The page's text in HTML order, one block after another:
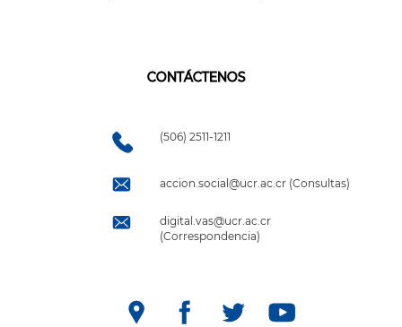
CONTÁCTENOS
(506) 2511-1211
accion.social@ucr.ac.cr (Consultas)
digital.vas@ucr.ac.cr
(Correspondencia)